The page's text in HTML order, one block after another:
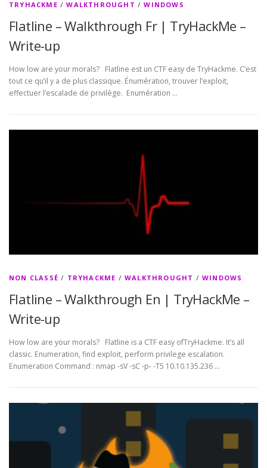
TRYHACKME /WALKTHROUGHT /WINDOWS
Flatline – Walkthrough Fr | TryHackMe –
Write-up
How low are your morals? Flatline est un CTF easy de TryHackme. C’est
tout ce qu’il y a de plus classique. Énumération, trouver l’exploit,
effectuer l’escalade de privilège. Enumération …
NON CLASSÉ / TRYHACKME /WALKTHROUGHT /WINDOWS
Flatline – Walkthrough En | TryHackMe –
Write-up
How low are your morals? Flatline is a CTF easy ofTryHackme. It’s all
classic. Enumeration, find exploit, perform privilege escalation.
Enumeration Command : nmap -sV -sC -p- -T5 10.10.135.236 …